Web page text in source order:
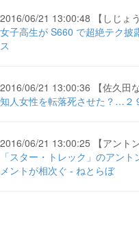
2016/06/21 13:00:48 【しじょ
女子高生が S660 で超絶テク
ス
2016/06/21 13:00:36 【佐久田な
知人女性を転落死させた？…２
2016/06/21 13:00:25 【アント
「スター・トレック」のアン
メントが相次ぐ - ねとらぼ